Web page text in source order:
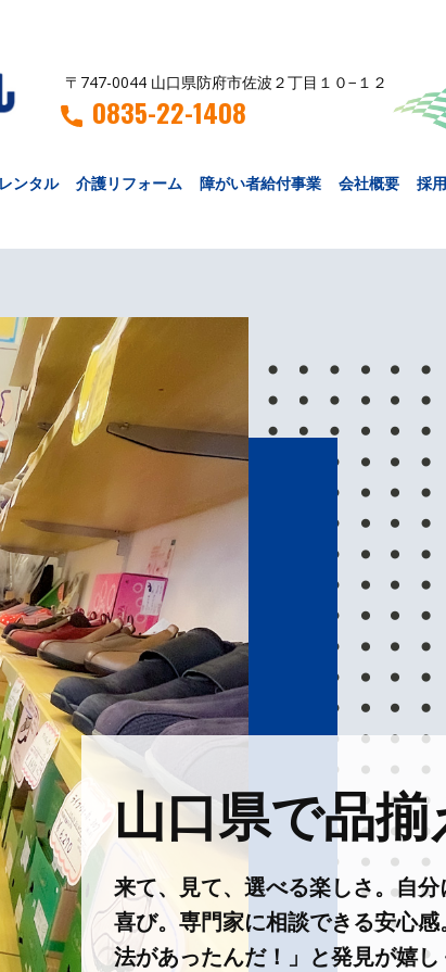
〒747-0044 山口県防府市佐波２丁目１０−１２
0835-22-1408
ンタル 介護リフォーム 障がい者給付事業 会社概要 採
山口県で品揃
来て、見て、選べる楽しさ。自
喜び。専門家に相談できる安心
法があったんだ！」と発見が嬉し